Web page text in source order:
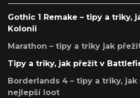
Gothic 1 Remake – tipy a triky,
Kolonii
Marathon – tipy a triky jak
Tipy a triky, jak přežít v
Borderlands 4 – tipy a triky,
nejlepší loot